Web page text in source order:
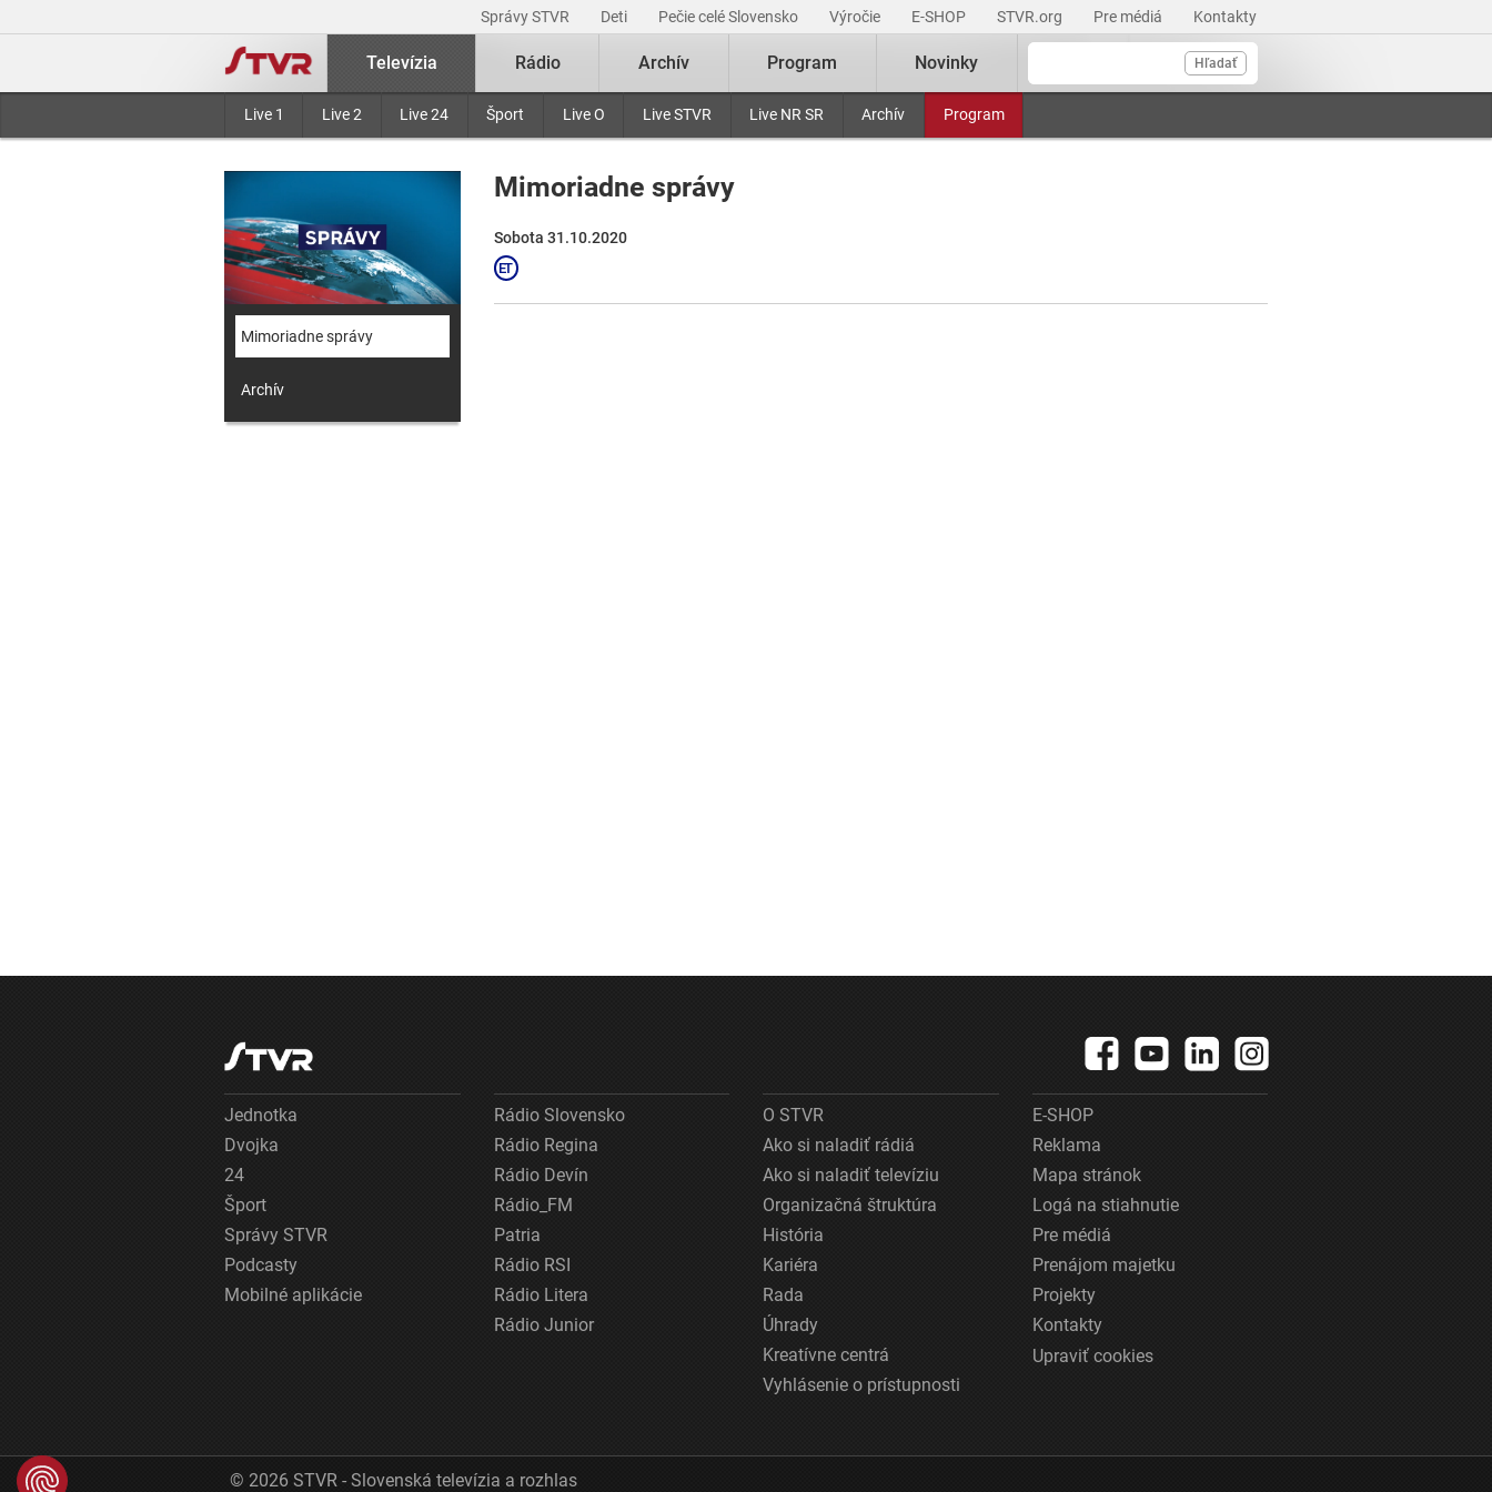
Správy STVR Deti Pečie celé Slovensko Výročie E-SHOP STVR.org Pre médiá Kontakty
Hľadať
Televízia
Live 1 Live 2 Live 24 Šport Live O Live STVR Live NR SR Archív Program
Rádio Archív Program Novinky
Mimoriadne správy
Archív
Mimoriadne správy
Sobota 31.10.2020
Jednotka
Dvojka
24
Šport
Správy STVR
Podcasty
Mobilné aplikácie
Rádio Slovensko
Rádio Regina
Rádio Devín
Rádio_FM
Patria
Rádio RSI
Rádio Litera
Rádio Junior
O STVR
Ako si naladiť rádiá
Ako si naladiť televíziu
Organizačná štruktúra
História
Kariéra
Rada
Úhrady
Kreatívne centrá
Vyhlásenie o prístupnosti
E-SHOP
Reklama
Mapa stránok
Logá na stiahnutie
Pre médiá
Prenájom majetku
Projekty
Kontakty
Upraviť cookies
© 2026 STVR - Slovenská televízia a rozhlas